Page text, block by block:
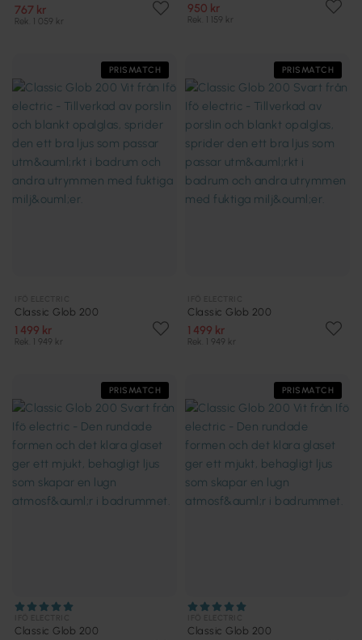
767 kr
Rek. 1 059 kr
950 kr
Rek. 1 159 kr
PRISMATCH
Classic Glob 200
1 499 kr
Rek. 1 949 kr
PRISMATCH
Classic Glob 200
1 499 kr
Rek. 1 949 kr
PRISMATCH
Classic Glob 200
PRISMATCH
Classic Glob 200